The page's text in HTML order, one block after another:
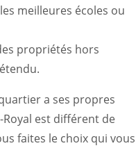
meilleures écoles ou
propriétés hors
a ses propres
est différent de
faites le choix qui vous